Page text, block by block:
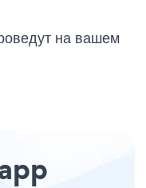
на вашем